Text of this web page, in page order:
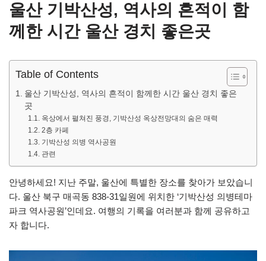
울산 기박산성, 역사의 흔적이 함
께한 시간울산 경치 좋은곳
Table of Contents
울산 기박산성, 역사의 흔적이 함께한 시간 울산 경치 좋은
곳
옥상에서 펼쳐진 풍경, 기박산성 옥상전망대의 숨은 매력
2층 카페
기박산성 의병 역사공원
관련
안녕하세요! 지난 주말, 울산에 특별한 장소를 찾아가 보았습니
다. 울산 북구 매곡동 838-31일원에 위치한 ‘기박산성 의병테마
파크 역사공원’인데요. 여행의 기록을 여러분과 함께 공유하고
자 합니다.